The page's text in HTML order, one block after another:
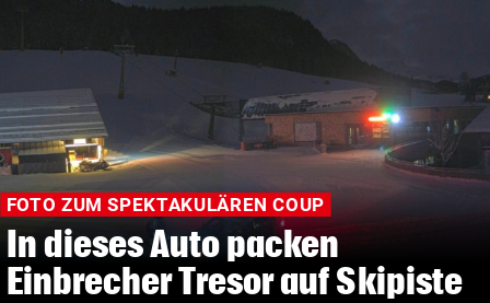
FOTO ZUM SPEKTAKULÄREN COUP
In dieses Auto packen
Einbrecher Tresor auf Skipiste